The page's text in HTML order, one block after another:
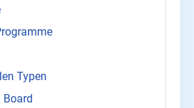
Typen